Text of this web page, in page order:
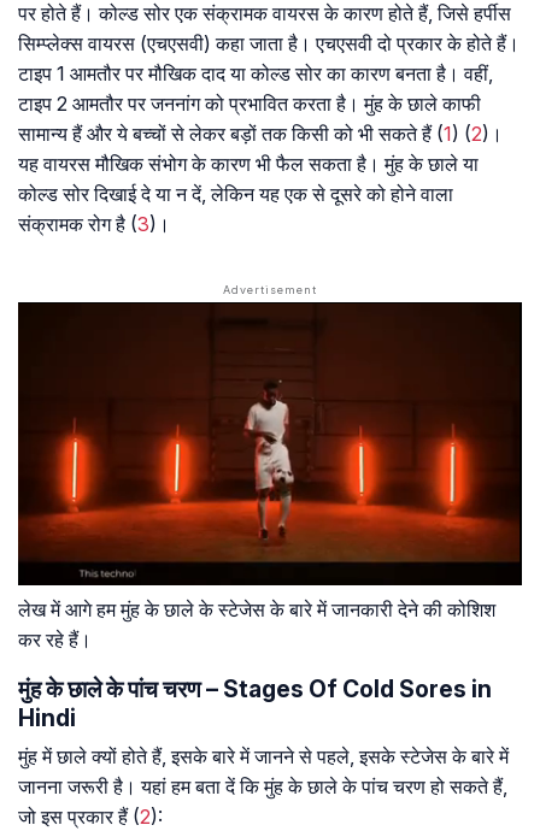
पर होते हैं। कोल्ड सोर एक संक्रामक वायरस के कारण होते हैं, जिसे हर्पीस
सिम्प्लेक्स वायरस (एचएसवी) कहा जाता है। एचएसवी दो प्रकार के होते हैं।
टाइप 1 आमतौर पर मौखिक दाद या कोल्‍ड सोर का कारण बनता है। वहीं,
टाइप 2 आमतौर पर जननांग को प्रभावित करता है। मुंह के छाले काफी
सामान्य हैं और ये बच्चों से लेकर बड़ों तक किसी को भी सकते हैं (1) (2)।
यह वायरस मौखिक संभोग के कारण भी फैल सकता है। मुंह के छाले या
कोल्‍ड सोर दिखाई दे या न दें, लेकिन यह एक से दूसरे को होने वाला
संक्रामक रोग है (3)।
लेख में आगे हम मुंह के छाले के स्टेजेस के बारे में जानकारी देने की कोशिश
कर रहे हैं।
मुंह के छाले के पांच चरण – Stages Of Cold Sores in
Hindi
मुंह में छाले क्यों होते हैं, इसके बारे में जानने से पहले, इसके स्टेजेस के बारे में
जानना जरूरी है। यहां हम बता दें कि मुंह के छाले के पांच चरण हो सकते हैं,
जो इस प्रकार हैं (2):